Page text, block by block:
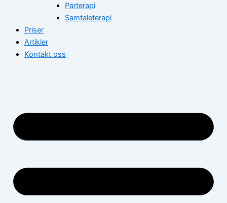
Parterapi
Samtaleterapi
Priser
Artikler
Kontakt oss